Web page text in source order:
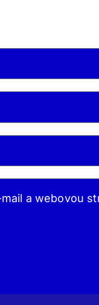
a webovou